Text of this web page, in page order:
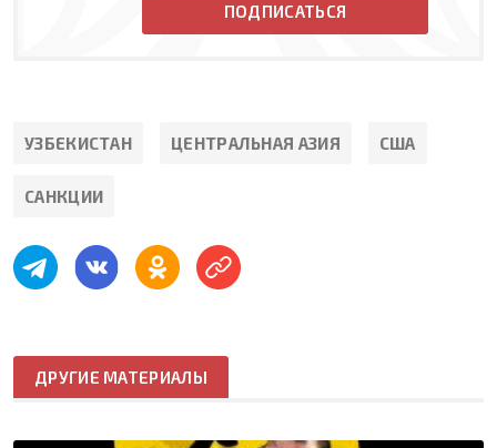
ПОДПИСАТЬСЯ
УЗБЕКИСТАН ЦЕНТРАЛЬНАЯ АЗИЯ США
САНКЦИИ
ДРУГИЕ МАТЕРИАЛЫ